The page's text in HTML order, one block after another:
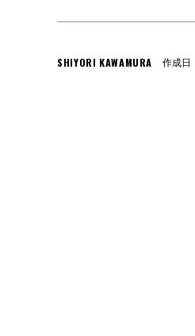
SHIYORI KAWAMURA 作成日